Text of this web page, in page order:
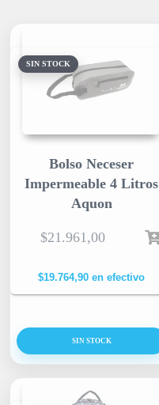
SIN STOCK
Bolso Neceser
Impermeable 4 Litros
Aquon
$21.961,00
$19.764,90 en efectivo
SIN STOCK